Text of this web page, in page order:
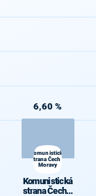
6,60 %
Komunistická
strana Čech a
Moravy
Komunistická
strana Čech a